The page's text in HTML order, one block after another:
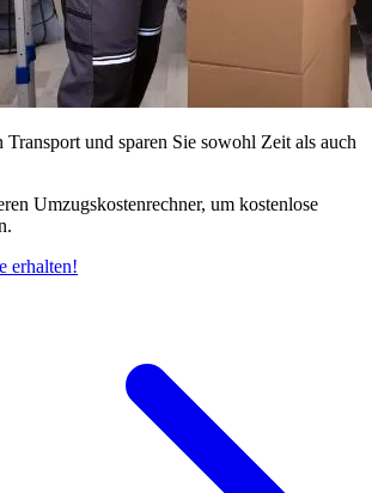
und sparen Sie sowohl Zeit als auch
Umzugskostenrechner, um kostenlose
erhalten!